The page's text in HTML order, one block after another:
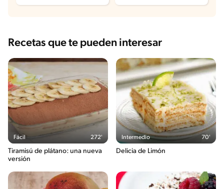
Recetas que te pueden interesar
Fácil 272'
Tiramisú de plátano: una nueva
versión
Intermedio 70'
Delicia de Limón